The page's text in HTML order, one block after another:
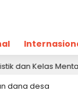
Kelas Mental,
dana desa